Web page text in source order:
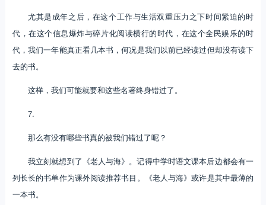
尤其是成年之后，在这个工作与生活双重压力之下时间紧迫的时
代，在这个信息爆炸与碎片化阅读横行的时代，在这个全民娱乐的时
代，我们一年能真正看几本书，何况是我们以前已经读过但却没有读下
去的书。
这样，我们可能就要和这些名著终身错过了。
7.
那么有没有哪些书真的被我们错过了呢？
我立刻就想到了《老人与海》。记得中学时语文课本后边都会有一
列长长的书单作为课外阅读推荐书目。《老人与海》或许是其中最薄的
一本书。